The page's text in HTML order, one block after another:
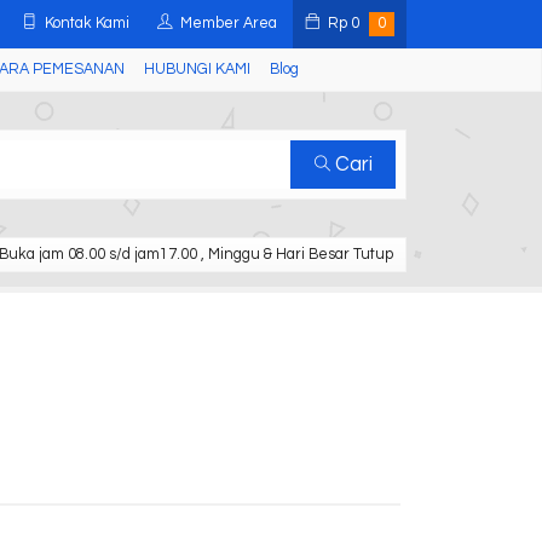
Kontak Kami Member Area Rp 0 0
PEMESANAN HUBUNGI KAMI Blog
Cari
Buka jam 08.00 s/d jam17.00 , Minggu & Hari Besar Tutup